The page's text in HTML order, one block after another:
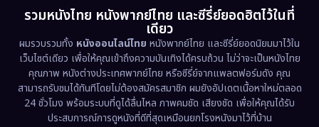
Family ครอบครัว (375)
Fantasy จินตนาการ (341)
Fiction (9)
Film (57)
รวมหนังไทย หนังพากย์ไทย และซีรี่ย์ยอดฮิตไว้ในที่
เดียว
ผมรวบรวมทั้ง หนังออนไลน์ไทย หนังพากย์ไทย และซีรี่ย์ยอดนิยมมาไว้ใน
เว็บไซต์เดียว เพื่อให้คุณเข้าถึงความบันเทิงได้ครบถ้วน ไม่ว่าจะเป็นหนังไทย
คุณภาพ หนังต่างประเทศพากย์ไทย หรือซีรี่ย์จากแพลตฟอร์มดัง คุณ
สามารถรับชมได้ทันทีโดยไม่ต้องสมัครสมาชิก ผมยังอัปเดตเนื้อหาใหม่ตลอด
24 ชั่วโมง พร้อมระบบที่ดูได้ลื่นไหล ภาพคมชัด เสียงชัด เพื่อให้คุณได้รับ
ประสบการณ์การดูหนังที่ดีที่สุดเหมือนยกโรงหนังมาไว้ที่บ้าน